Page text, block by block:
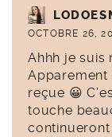
OCTOBRE 26,
Ahhh je suis
Apparement
reçue 😀
touche
continueront